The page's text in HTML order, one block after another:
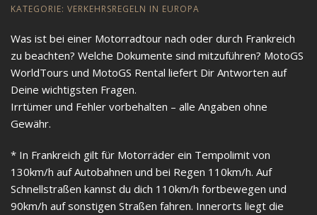
KATEGORIE: VERKEHRSREGELN IN EUROPA
Was ist bei einer Motorradtour nach oder durch Frankreich
zu beachten? Welche Dokumente sind mitzuführen? MotoGS
WorldTours und MotoGS Rental liefert Dir Antworten auf
Deine wichtigsten Fragen.
Irrtümer und Fehler vorbehalten – alle Angaben ohne
Gewähr.
* In Frankreich gilt für Motorräder ein Tempolimit von
130km/h auf Autobahnen und bei Regen 110km/h. Auf
Schnellstraßen kannst du dich 110km/h fortbewegen und
90km/h auf sonstigen Straßen fahren. Innerorts liegt die